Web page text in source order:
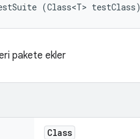
(Class<T> testClass)
pakete ekler
Class